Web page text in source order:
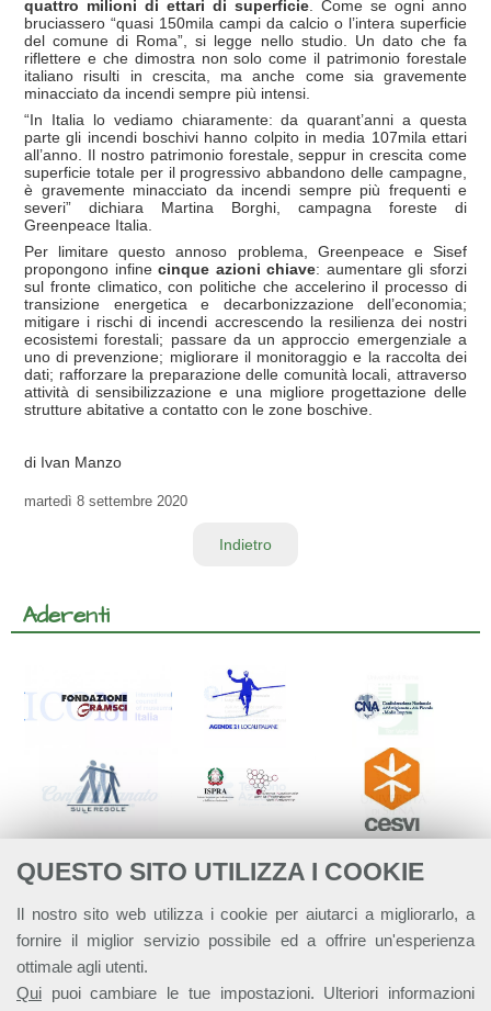
QUESTO SITO UTILIZZA I COOKIE
Il nostro sito web utilizza i cookie per aiutarci a migliorarlo, a
fornire il miglior servizio possibile ed a offrire un'esperienza
ottimale agli utenti.
Qui puoi cambiare le tue impostazioni. Ulteriori informazioni
quattro milioni di ettari di superficie. Come se ogni anno
bruciassero “quasi 150mila campi da calcio o l’intera superficie
del comune di Roma”, si legge nello studio. Un dato che fa
riflettere e che dimostra non solo come il patrimonio forestale
italiano risulti in crescita, ma anche come sia gravemente
minacciato da incendi sempre più intensi.
“In Italia lo vediamo chiaramente: da quarant’anni a questa
parte gli incendi boschivi hanno colpito in media 107mila ettari
all’anno. Il nostro patrimonio forestale, seppur in crescita come
superficie totale per il progressivo abbandono delle campagne,
è gravemente minacciato da incendi sempre più frequenti e
severi” dichiara Martina Borghi, campagna foreste di
Greenpeace Italia.
Per limitare questo annoso problema, Greenpeace e Sisef
propongono infinecinque azioni chiave: aumentare gli sforzi
sul fronte climatico, con politiche che accelerino il processo di
transizione energetica e decarbonizzazione dell’economia;
mitigare i rischi di incendi accrescendo la resilienza dei nostri
ecosistemi forestali; passare da un approccio emergenziale a
uno di prevenzione; migliorare il monitoraggio e la raccolta dei
dati; rafforzare la preparazione delle comunità locali, attraverso
attività di sensibilizzazione e una migliore progettazione delle
strutture abitative a contatto con le zone boschive.
di Ivan Manzo
martedì 8 settembre 2020
Indietro
Aderenti